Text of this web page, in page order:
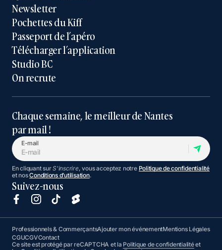
Newsletter
Pochettes du Kiff
Passeport de l’apéro
Télécharger l’application
Studio BC
On recrute
Chaque semaine, le meilleur de Nantes
par mail !
E-mail
En cliquant surS'inscrire, vous acceptez notre Politique de confidentialité
et nosConditions d’utilisation.
Suivez-nous
Professionnels & CommerçantsAjouter mon événementMentions Légales
CGUCGVContact
Ce site est protégé par reCAPTCHA et la Politique de confidentialitéet